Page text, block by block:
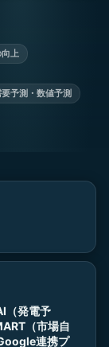
上
予測・数値予測
（発電予
（市場自
連携プ